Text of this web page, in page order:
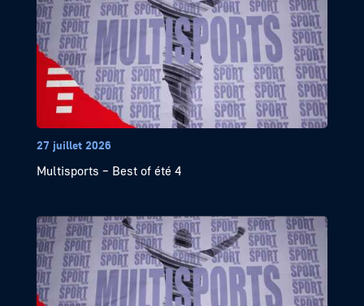
27 juillet 2026
Multisports – Best of été 4